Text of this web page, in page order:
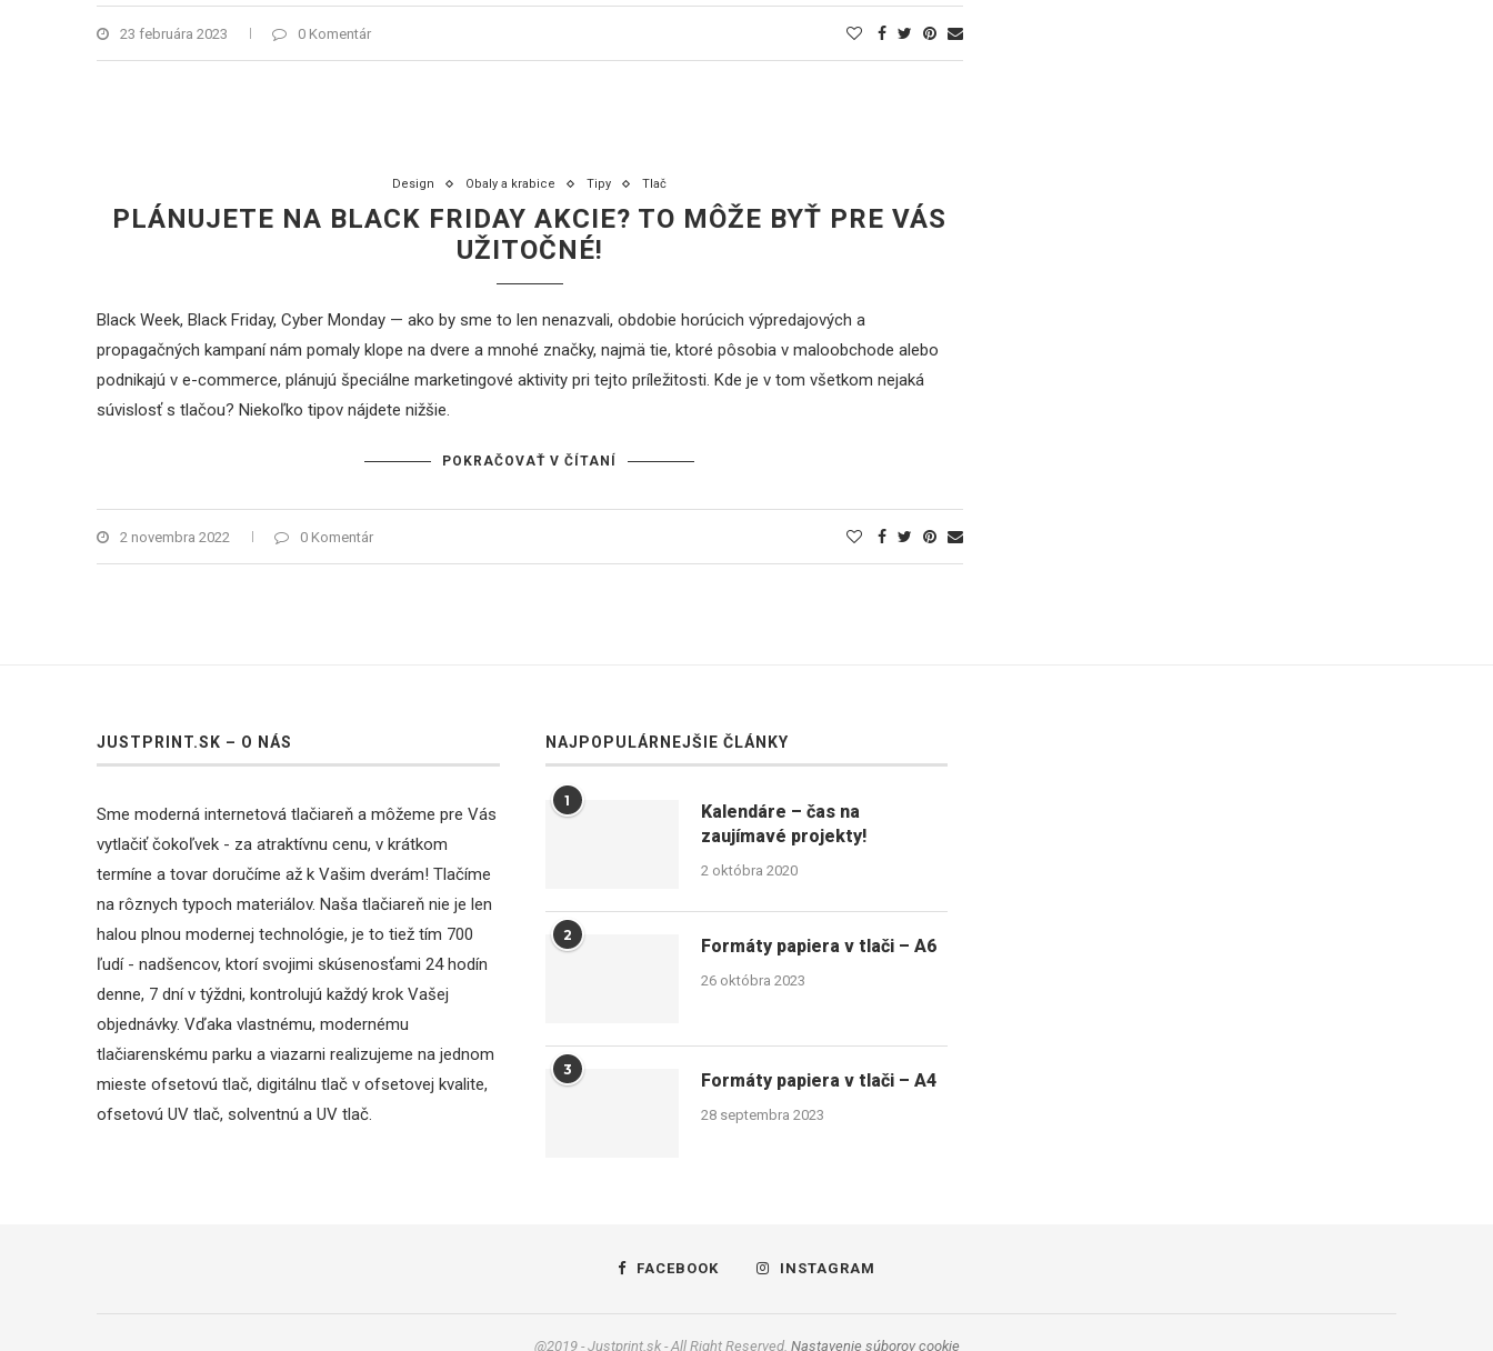
23 februára 2023 0 Komentár
Design Obaly a krabice Tipy Tlač
PLÁNUJETE NA BLACK FRIDAY AKCIE? TO MÔŽE BYŤ PRE VÁS
UŽITOČNÉ!
Black Week, Black Friday, Cyber Monday — ako by sme to len nenazvali, obdobie horúcich výpredajových a
propagačných kampaní nám pomaly klope na dvere a mnohé značky, najmä tie, ktoré pôsobia v maloobchode alebo
podnikajú v e-commerce, plánujú špeciálne marketingové aktivity pri tejto príležitosti. Kde je v tom všetkom nejaká
súvislosť s tlačou? Niekoľko tipov nájdete nižšie.
POKRAČOVAŤ V ČÍTANÍ
2 novembra 2022 0 Komentár
JUSTPRINT.SK – O NÁS
Sme moderná internetová tlačiareň a môžeme pre Vás
vytlačiť čokoľvek - za atraktívnu cenu, v krátkom
termíne a tovar doručíme až k Vašim dverám! Tlačíme
na rôznych typoch materiálov. Naša tlačiareň nie je len
halou plnou modernej technológie, je to tiež tím 700
ľudí - nadšencov, ktorí svojimi skúsenosťami 24 hodín
denne, 7 dní v týždni, kontrolujú každý krok Vašej
objednávky. Vďaka vlastnému, modernému
tlačiarenskému parku a viazarni realizujeme na jednom
mieste ofsetovú tlač, digitálnu tlač v ofsetovej kvalite,
ofsetovú UV tlač, solventnú a UV tlač.
NAJPOPULÁRNEJŠIE ČLÁNKY
1
Kalendáre – čas na
zaujímavé projekty!
2 októbra 2020
2
Formáty papiera v tlači – A6
26 októbra 2023
3
Formáty papiera v tlači – A4
28 septembra 2023
FACEBOOK INSTAGRAM
@2019 - Justprint.sk - All Right Reserved. Nastavenie súborov cookie